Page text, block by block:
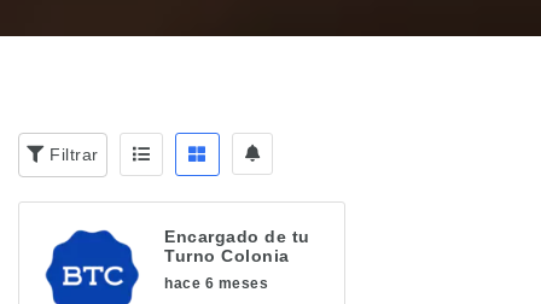
Filtrar
Encargado de tu
Turno Colonia
hace 6 meses